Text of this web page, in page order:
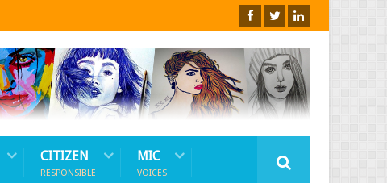
CITIZEN
RESPONSIBLE
MIC
VOICES